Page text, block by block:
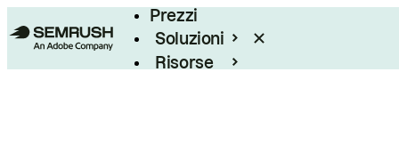
Prezzi
Soluzioni
Risorse